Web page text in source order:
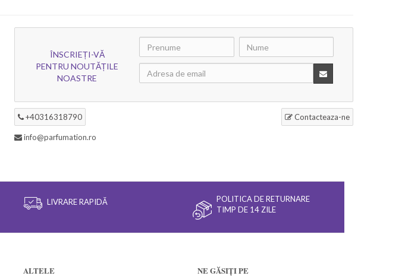
ÎNSCRIEȚI-VĂ
PENTRU NOUTĂȚILE
NOASTRE
+40316318790 Contacteaza-ne
info@parfumation.ro
LIVRARE RAPIDĂ
POLITICA DE RETURNARE
TIMP DE 14 ZILE
ALTELE NE GĂSIȚI PE